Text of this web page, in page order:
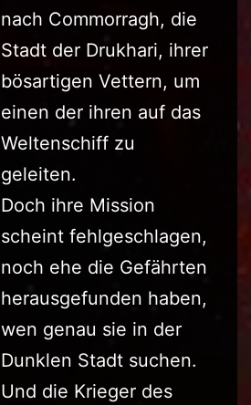
nach Commorragh, die
Stadt der Drukhari, ihrer
bösartigen Vettern, um
einen der ihren auf das
Weltenschiff zu
geleiten.
Doch ihre Mission
scheint fehlgeschlagen,
noch ehe die Gefährten
herausgefunden haben,
wen genau sie in der
Dunklen Stadt suchen.
Und die Krieger des